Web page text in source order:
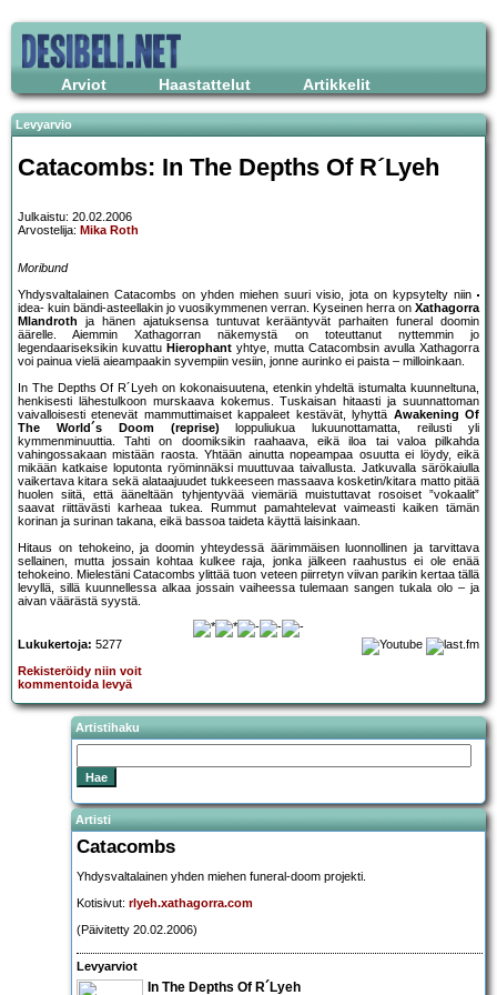
Arviot Haastattelut Artikkelit
Levyarvio
Catacombs: In The Depths Of R´Lyeh
Julkaistu: 20.02.2006
Arvostelija: Mika Roth
Moribund
Yhdysvaltalainen Catacombs on yhden miehen suuri visio, jota on kypsytelty niin
idea- kuin bändi-asteellakin jo vuosikymmenen verran. Kyseinen herra on Xathagorra
Mlandroth ja hänen ajatuksensa tuntuvat kerääntyvät parhaiten funeral doomin
äärelle. Aiemmin Xathagorran näkemystä on toteuttanut nyttemmin jo
legendaariseksikin kuvattu Hierophant yhtye, mutta Catacombsin avulla Xathagorra
voi painua vielä aieampaakin syvempiin vesiin, jonne aurinko ei paista – milloinkaan.
In The Depths Of R´Lyeh on kokonaisuutena, etenkin yhdeltä istumalta kuunneltuna,
henkisesti lähestulkoon murskaava kokemus. Tuskaisan hitaasti ja suunnattoman
vaivalloisesti etenevät mammuttimaiset kappaleet kestävät, lyhyttä Awakening Of
The World´s Doom (reprise)
loppuliukua lukuunottamatta, reilusti yli
kymmenminuuttia. Tahti on doomiksikin raahaava, eikä iloa tai valoa pilkahda
vahingossakaan mistään raosta. Yhtään ainutta nopeampaa osuutta ei löydy, eikä
mikään katkaise loputonta ryöminnäksi muuttuvaa taivallusta. Jatkuvalla särökaiulla
vaikertava kitara sekä alataajuudet tukkeeseen massaava kosketin/kitara matto pitää
huolen siitä, että ääneltään tyhjentyvää viemäriä muistuttavat rosoiset ”vokaalit”
saavat riittävästi karheaa tukea. Rummut pamahtelevat vaimeasti kaiken tämän
korinan ja surinan takana, eikä bassoa taideta käyttä laisinkaan.
Hitaus on tehokeino, ja doomin yhteydessä äärimmäisen luonnollinen ja tarvittava
sellainen, mutta jossain kohtaa kulkee raja, jonka jälkeen raahustus ei ole enää
tehokeino. Mielestäni Catacombs ylittää tuon veteen piirretyn viivan parikin kertaa tällä
levyllä, sillä kuunnellessa alkaa jossain vaiheessa tulemaan sangen tukala olo – ja
aivan väärästä syystä.
Lukukertoja: 5277
Rekisteröidy niin voit
kommentoida levyä
Artistihaku
Artisti
Catacombs
Yhdysvaltalainen yhden miehen funeral-doom projekti.
Kotisivut: rlyeh.xathagorra.com
(Päivitetty 20.02.2006)
Levyarviot
In The Depths Of R´Lyeh